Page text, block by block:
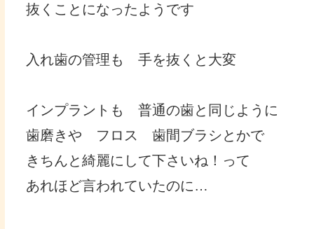
抜くことになったようです
入れ歯の管理も 手を抜くと大変
インプラントも 普通の歯と同じように
歯磨きや フロス 歯間ブラシとかで
きちんと綺麗にして下さいね！って
あれほど言われていたのに…